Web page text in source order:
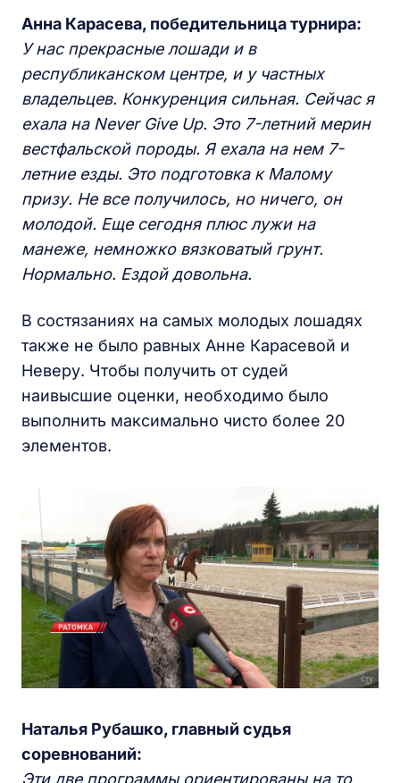
Анна Карасева, победительница турнира:
У нас прекрасные лошади и в
республиканском центре, и у частных
владельцев. Конкуренция сильная. Сейчас я
ехала на Never Give Up. Это 7-летний мерин
вестфальской породы. Я ехала на нем 7-
летние езды. Это подготовка к Малому
призу. Не все получилось, но ничего, он
молодой. Еще сегодня плюс лужи на
манеже, немножко вязковатый грунт.
Нормально. Ездой довольна.
В состязаниях на самых молодых лошадях
также не было равных Анне Карасевой и
Неверу. Чтобы получить от судей
наивысшие оценки, необходимо было
выполнить максимально чисто более 20
элементов.
Наталья Рубашко, главный судья
соревнований:
Эти две программы ориентированы на то,